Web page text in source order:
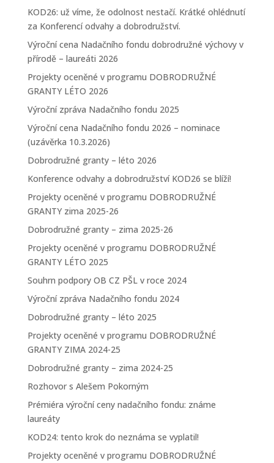
KOD26: už víme, že odolnost nestačí. Krátké ohlédnutí
za Konferencí odvahy a dobrodružství.
Výroční cena Nadačního fondu dobrodružné výchovy v
přírodě – laureáti 2026
Projekty oceněné v programu DOBRODRUŽNÉ
GRANTY LÉTO 2026
Výroční zpráva Nadačního fondu 2025
Výroční cena Nadačního fondu 2026 – nominace
(uzávěrka 10.3.2026)
Dobrodružné granty – léto 2026
Konference odvahy a dobrodružství KOD26 se blíží!
Projekty oceněné v programu DOBRODRUŽNÉ
GRANTY zima 2025-26
Dobrodružné granty – zima 2025-26
Projekty oceněné v programu DOBRODRUŽNÉ
GRANTY LÉTO 2025
Souhrn podpory OB CZ PŠL v roce 2024
Výroční zpráva Nadačního fondu 2024
Dobrodružné granty – léto 2025
Projekty oceněné v programu DOBRODRUŽNÉ
GRANTY ZIMA 2024-25
Dobrodružné granty – zima 2024-25
Rozhovor s Alešem Pokorným
Prémiéra výroční ceny nadačního fondu: známe
laureáty
KOD24: tento krok do neznáma se vyplatil!
Projekty oceněné v programu DOBRODRUŽNÉ